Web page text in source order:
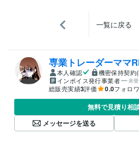
一覧に戻る
専業トレーダーママ
本人確認
機密保持契約
インボイス発行事業者
未
総販売実績3評価 0.0フォロ
無料で見積り相
メッセージを送る